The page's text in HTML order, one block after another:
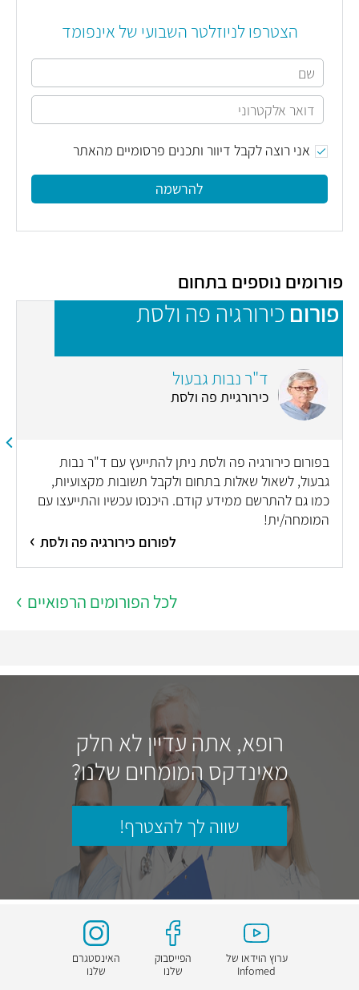
הצטרפו לניוזלטר השבועי של אינפומד
אני רוצה לקבל דיוור ותכנים פרסומיים מהאתר
להרשמה
פורומים נוספים בתחום
פורום כירורגיה פה ולסת
ד"ר נבות גבעול
כירורגיית פה ולסת
בפורום כירורגיה פה ולסת ניתן להתייעץ עם ד"ר נבות
גבעול, לשאול שאלות בתחום ולקבל תשובות מקצועיות,
כמו גם להתרשם ממידע קודם. היכנסו עכשיו והתייעצו עם
המומחה/ית!
לפורום כירורגיה פה ולסת
לכל הפורומים הרפואיים
רופא, אתה עדיין לא חלק
מאינדקס המומחים שלנו?
שווה לך להצטרף!
ערוץ הוידאו של
Infomed
הפייסבוק
שלנו
האינסטגרם
שלנו